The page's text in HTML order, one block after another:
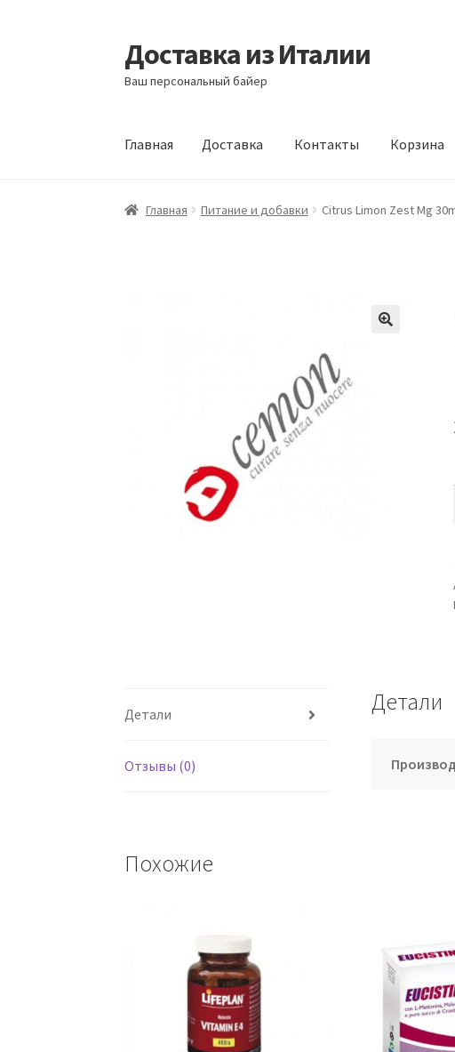
Перейти
к
навигации
Перейти
к
содержимому
Доставка из Италии
Ваш персональный байер
Главная Доставка Контакты Корзина
Главная Доставка Контакты Корзина Мой аккаунт
Главная Питание и добавки Citrus Limon Zest Mg
Детали
Отзывы (0)
Детали
Похожие